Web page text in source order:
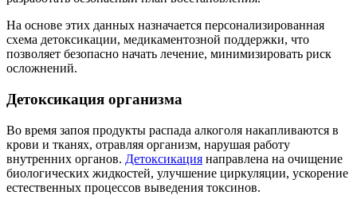
На основе этих данных назначается персонализированная
схема детоксикации, медикаментозной поддержки, что
позволяет безопасно начать лечение, минимизировать риск
осложнений.
Детоксикация организма
Во время запоя продукты распада алкоголя накапливаются в
крови и тканях, отравляя организм, нарушая работу
внутренних органов. Детоксикация направлена на очищение
биологических жидкостей, улучшение циркуляции, ускорение
естественных процессов выведения токсинов.